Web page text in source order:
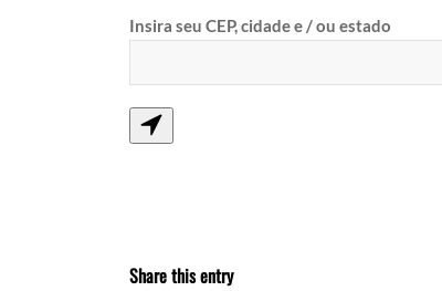
Insira seu CEP, cidade e / ou estado
Share this entry